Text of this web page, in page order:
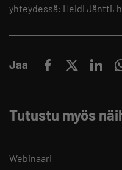
yhteydessä: Heidi Jäntti,
Jaa
Tutustu myös
Webinaari